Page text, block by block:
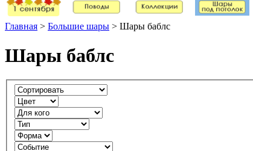
Главная > Большие шары > Шары баблс
Шары баблс